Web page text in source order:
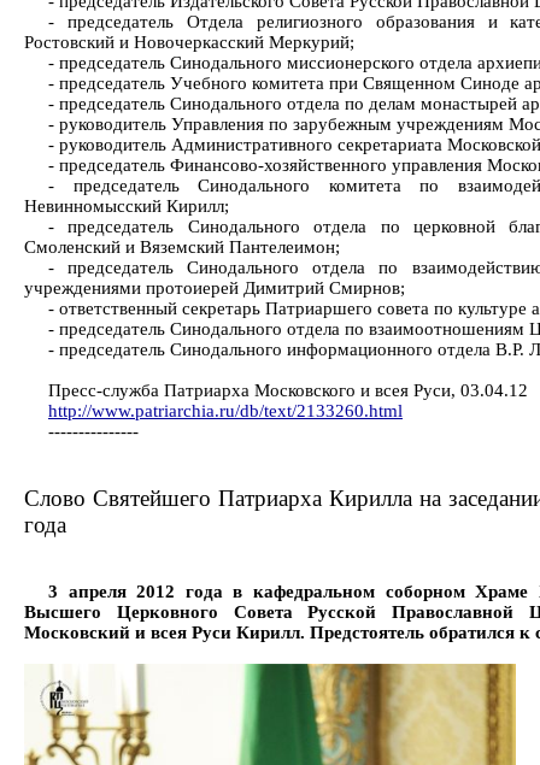
- председатель Отдела религиозного образования и
Ростовский и Новочеркасский Меркурий;
- председатель Синодального миссионерского отдела
- председатель Учебного комитета при Священном Синоде
- председатель Синодального отдела по делам монастырей
- руководитель Управления по зарубежным учреждениям
- руководитель Административного секретариата
- председатель Финансово-хозяйственного управления
- председатель Синодального комитета по
Невинномысский Кирилл;
- председатель Синодального отдела по церковной
Смоленский и Вяземский Пантелеимон;
- председатель Синодального отдела по
учреждениями протоиерей Димитрий Смирнов;
- ответственный секретарь Патриаршего совета по
- председатель Синодального отдела по
- председатель Синодального информационного отдела В.Р.
Пресс-служба Патриарха Московского и всея Руси, 03.04.12
http://www.patriarchia.ru/db/text/2133260.html
---------------
Слово Святейшего Патриарха Кирилла на
года
3 апреля 2012 года в кафедральном соборном Храме
Высшего Церковного Совета Русской Православной
Московский и всея Руси Кирилл. Предстоятель обратился